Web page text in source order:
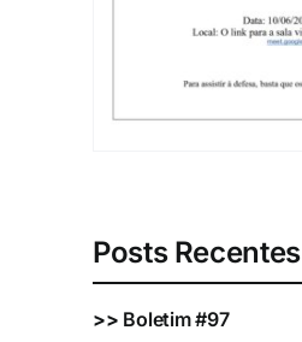
Posts Recentes
>> Boletim #97